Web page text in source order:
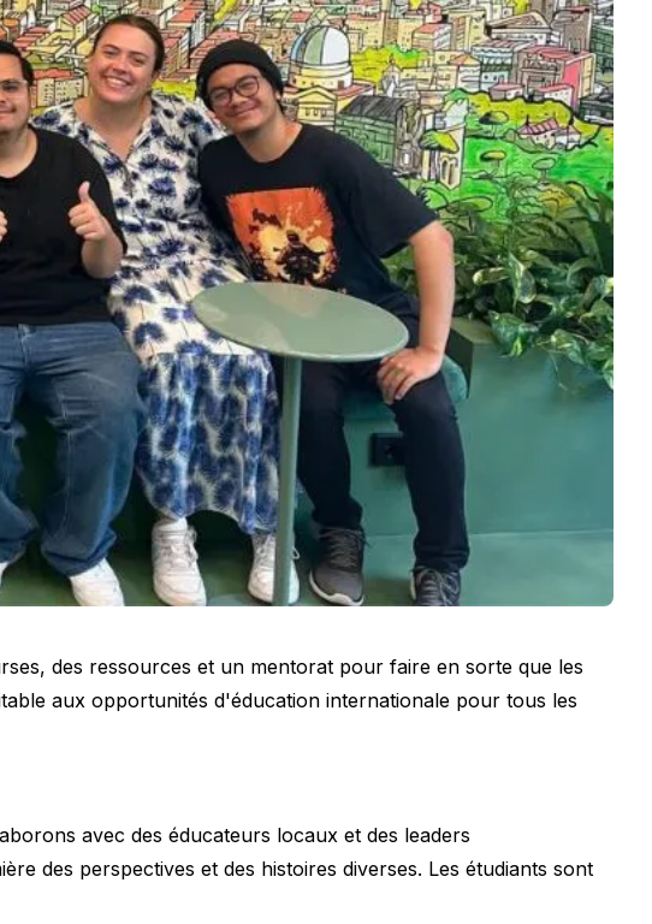
des ressources et un mentorat pour faire en sorte que les
aux opportunités d'éducation internationale pour tous les
avec des éducateurs locaux et des leaders
des perspectives et des histoires diverses. Les étudiants sont